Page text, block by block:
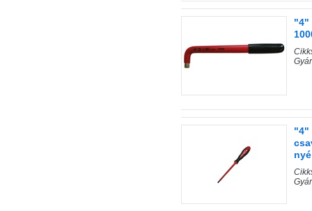
"4"
"4"